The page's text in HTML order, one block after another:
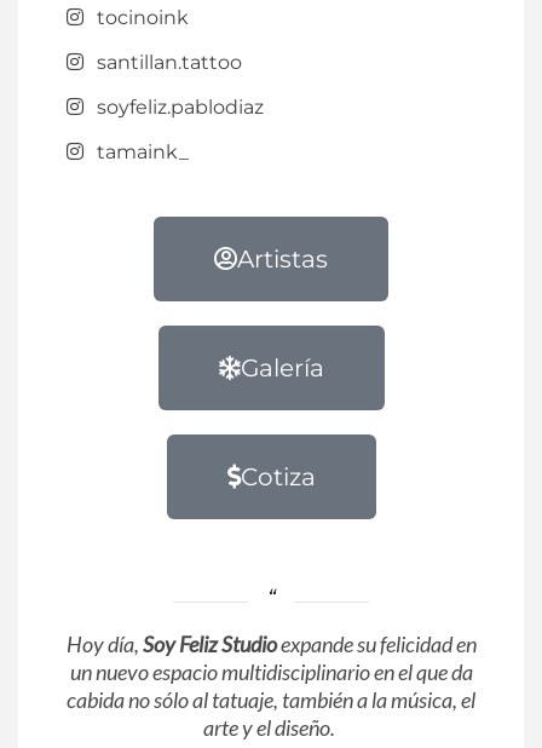
tocinoink
santillan.tattoo
soyfeliz.pablodiaz
tamaink_
Artistas
Galería
Cotiza
Hoy día,Soy Feliz Studioexpande su felicidad en
un nuevo espacio multidisciplinario en el que da
cabida no sólo al tatuaje, también a la música, el
arte y el diseño.